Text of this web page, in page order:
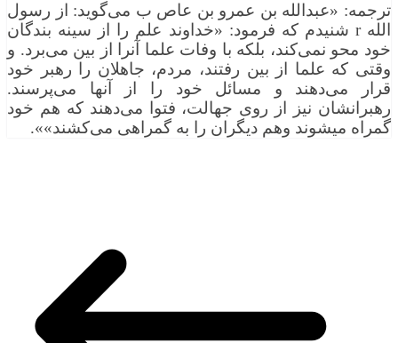
ترجمه: «عبدالله بن عمرو بن عاص ب می‌گوید: از رسول
الله r شنیدم كه فرمود: «خداوند علم را از سینه بندگان
خود محو نمی‌كند، بلكه با وفات علما آنرا از بین می‌برد. و
وقتی كه علما از بین رفتند، مردم، جاهلان را رهبر خود
قرار می‌دهند و مسائل خود را از آنها می‌پرسند.
رهبرانشان نیز از روی جهالت، فتوا می‌دهند كه هم خود
گمراه میشوند وهم دیگران را به گمراهی می‌كشند»».